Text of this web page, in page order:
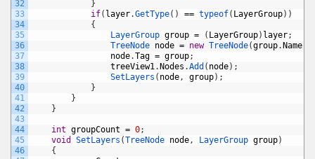
32
33
34
35
36
37
38
39
40
41
42
43
44
45
46
}
if( layer.GetType( ) == typeof( LayerGroup) )
{
LayerGroup group = ( LayerGroup) layer;
TreeNode node = new TreeNode(group. Name
node.Tag = group;
treeView1. Nodes .Add ( node) ;
SetLayers ( node, group) ;
}
}
}
int groupCount = 0;
void
SetLayers (TreeNode node, LayerGroup group)
{